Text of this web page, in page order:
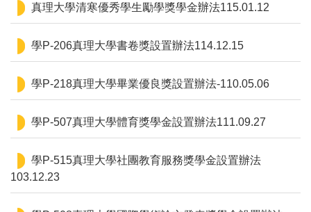
真理大學清寒優秀學生勵學獎學金辦法115.01.12
學P-206真理大學書卷獎設置辦法114.12.15
學P-218真理大學畢業優良獎設置辦法-110.05.06
學P-507真理大學體育獎學金設置辦法111.09.27
學P-515真理大學社團教育服務獎學金設置辦法
103.12.23